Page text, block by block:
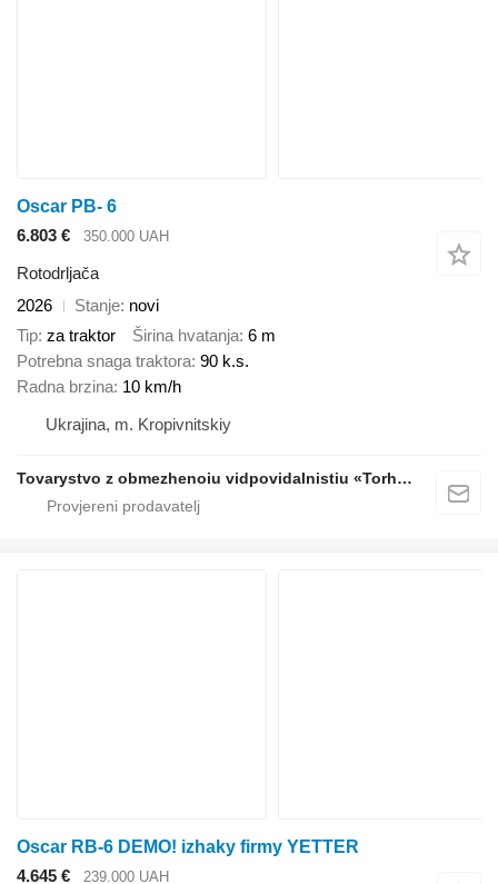
Oscar PB- 6
6.803 €
350.000 UAH
Rotodrljača
2026
Stanje novi
Tip za traktor Širina hvatanja 6 m
Potrebna snaga traktora 90 k.s.
Radna brzina 10 km/h
Ukrajina, m. Kropivnitskiy
Tovarystvo z obmezhenoiu vidpovidalnistiu «Torhovyi Dim Ahro Partnery»
Oscar RB-6 DEMO! izhaky firmy YETTER
4.645 €
239.000 UAH